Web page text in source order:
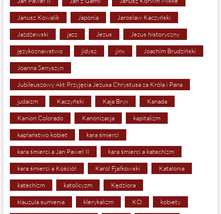
Janusz Kowalik Japonia Jarosław Kaczyński
Jażdżewski jazz Jezus Jezus historyczny
językoznawstwo jidysz jinx Joachim Brudziński
Joanna Senyszyn
Jubileuszowy Akt Przyjęcia Jezusa Chrystusa za Króla i Pana
judaizm Kaczyński Kaja Bryx Kanada
Kanion Colorado Kanonizacja kapitalizm
kapłaństwo kobiet kara śmierci
kara śmierci a Jan Paweł II kara śmierci a katechizm
kara śmierci a Kościół Karol Fjałkowski Katalonia
katechizm katolicyzm Kędziora
klauzula sumienia klerykalizm KO kobiety